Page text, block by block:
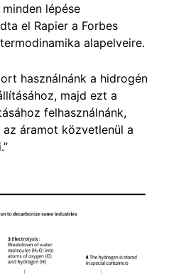
lépése
el Rapier a Forbes
alapelveire.
használnánk a hidrogén
majd ezt a
felhasználnánk,
áramot közvetlenül a